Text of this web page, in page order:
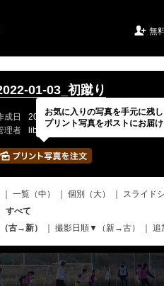
 無
01-03_初蹴り
成日 2022 / 08 / 08 公開終了日 無期限
理者
libertadfcさん 写真の枚数 597 /
一覧（中） 個別（大）
スライド
すべて
古→新）
撮影日順▼（新→古） 追
お気に入りの写真を手元に残
プリント写真をポストにお届